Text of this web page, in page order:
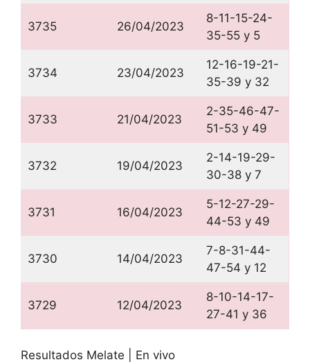
3735 26/04/2023
8-11-15-24-
35-55 y 5
3734 23/04/2023
12-16-19-21-
35-39 y 32
3733 21/04/2023
2-35-46-47-
51-53 y 49
3732 19/04/2023
2-14-19-29-
30-38 y 7
3731 16/04/2023
5-12-27-29-
44-53 y 49
3730 14/04/2023
7-8-31-44-
47-54 y 12
3729 12/04/2023
8-10-14-17-
27-41 y 36
Resultados Melate | En vivo